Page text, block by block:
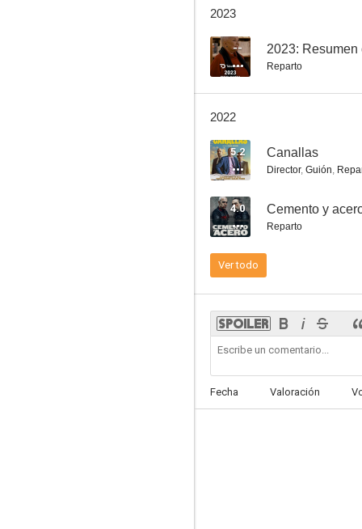
8.8
7.8
2023
-- 2023: Resumen
Reparto
2022
5.2 Canallas
Director, Guión,
4.0 Cemento y
Reparto
Ver todo
Fecha Valoración